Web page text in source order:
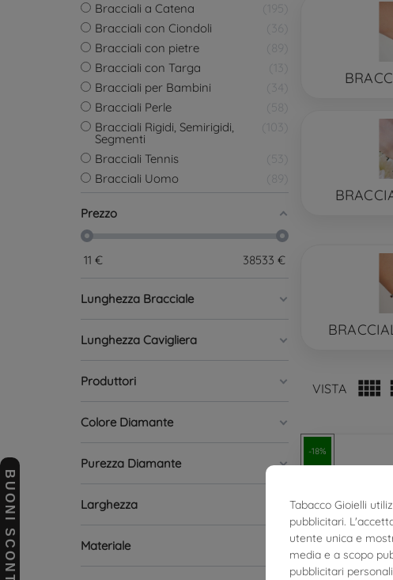
Bracciali a Catena
195
Bracciali con Ciondoli
36
Bracciali con pietre
89
Bracciali con Targa
13
Bracciali per Bambini
34
Bracciali Perle
Bracciali Rigidi, Semirigidi,
Segmenti
103
Bracciali Tennis
53
Bracciali Uomo
89
Prezzo
11 € 38533 €
Lunghezza Bracciale
Lunghezza Cavigliera
Produttori
Colore Diamante
Purezza Diamante
Larghezza
Materiale
VISTA 
-18%
BUONI SCONTO
Tabacco Gioielli
pubblicitari.
utente unica e
media e a scopo
pubblicitari